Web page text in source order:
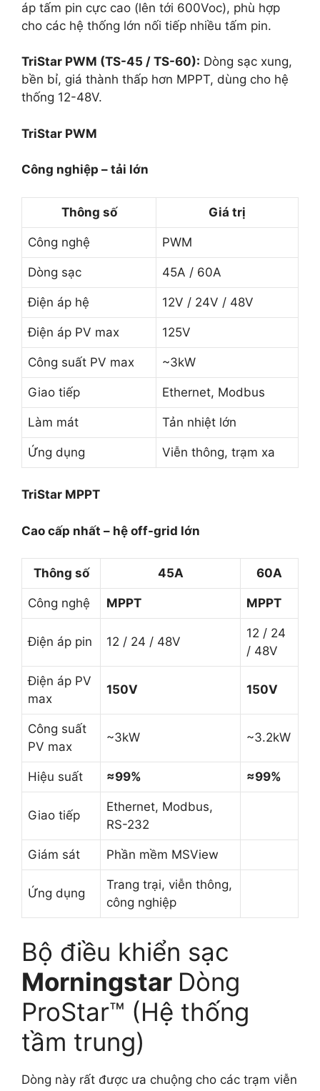
áp tấm pin cực cao (lên tới 600Voc), phù hợp
cho các hệ thống lớn nối tiếp nhiều tấm pin.
TriStar PWM (TS-45 / TS-60): Dòng sạc xung,
bền bỉ, giá thành thấp hơn MPPT, dùng cho hệ
thống 12-48V.
TriStar PWM
Công nghiệp – tải lớn
Thông số Giá trị
Công nghệ PWM
Dòng sạc 45A / 60A
Điện áp hệ 12V / 24V / 48V
Điện áp PV max 125V
Công suất PV max ~3kW
Giao tiếp Ethernet, Modbus
Làm mát Tản nhiệt lớn
Ứng dụng Viễn thông, trạm xa
TriStar MPPT
Cao cấp nhất – hệ off-grid lớn
Thông số 45A 60A
Công nghệ MPPT MPPT
Điện áp pin 12 / 24 / 48V
12 / 24
/ 48V
Điện áp PV
max
150V 150V
Công suất
PV max
~3kW ~3.2kW
Hiệu suất ≈99% ≈99%
Giao tiếp
Ethernet, Modbus,
RS-232
Giám sát Phần mềm MSView
Ứng dụng
Trang trại, viễn thông,
công nghiệp
Bộ điều khiển sạc
Morningstar Dòng
ProStar™ (Hệ thống
tầm trung)
Dòng này rất được ưa chuộng cho các trạm viễn